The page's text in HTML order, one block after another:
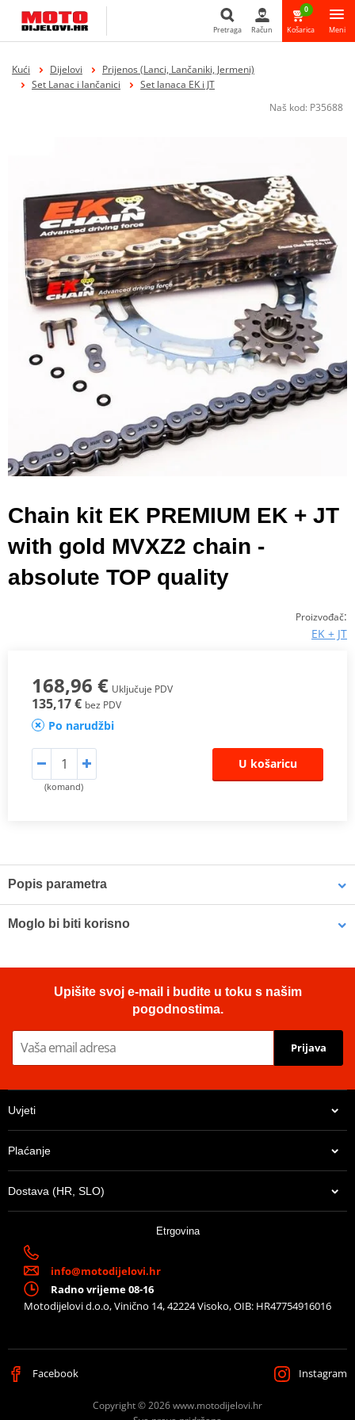
Pretraga Račun
0
Košarica Meni
Kući Dijelovi
Prijenos (Lanci, Lančaniki, Jermeni)
Set Lanac i lančanici
Set lanaca EK i JT
Naš kod: P35688
Chain kit EK PREMIUM EK + JT
with gold MVXZ2 chain -
absolute TOP quality
Proizvođač:
EK + JT
168,96 € Uključuje PDV
135,17 € bez PDV
Po narudžbi
(komand)
U košaricu
Popis parametra
Proizvođač
Number of chain
teeth
YES
Lanac
EK chain
Rivet type MLJ
Lančenik zadnji
Moglo bi biti korisno
U centralnom skladištu
Upišite svoj e-mail i budite u toku s našim
pogodnostima.
Prijava
Uvjeti
Plaćanje
Dostava (HR, SLO)
Etrgovina
info@motodijelovi.hr
Radno vrijeme 08-16
Motodijelovi d.o.o, Vinično 14, 42224 Visoko, OIB: HR47754916016
Facebook Instagram
Copyright © 2026 www.motodijelovi.hr